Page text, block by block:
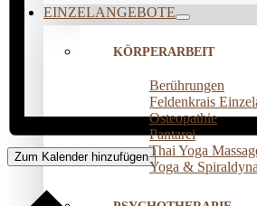
EINZELANGEBOTE
KÖRPERARBEIT
Berührungen
Feldenkrais
Osteopathie
Pantarei
Thai Yoga
Yoga &
Zum Kalender hinzufügen